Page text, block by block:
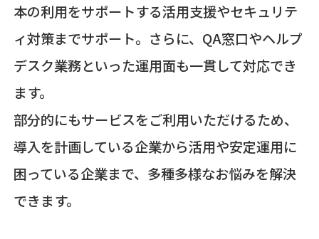
本の利用をサポートする活用支援やセキュリテ
ィ対策までサポート。さらに、QA窓口やヘルプ
デスク業務といった運用面も一貫して対応でき
ます。
部分的にもサービスをご利用いただけるため、
導入を計画している企業から活用や安定運用に
困っている企業まで、多種多様なお悩みを解決
できます。